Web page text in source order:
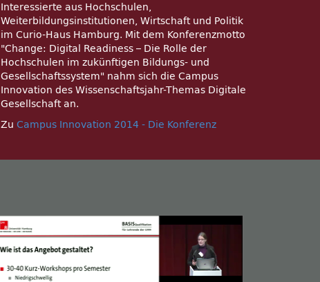
Interessierte aus Hochschulen,
Weiterbildungsinstitutionen, Wirtschaft und Politik
im Curio-Haus Hamburg. Mit dem Konferenzmotto
Change: Digital Readiness – Die Rolle der
Hochschulen im zukünftigen Bildungs- und
Gesellschaftssystem
nahm sich die Campus
Innovation des Wissenschaftsjahr-Themas Digitale
Gesellschaft an.
Zu Campus Innovation 2014 - Die Konferenz